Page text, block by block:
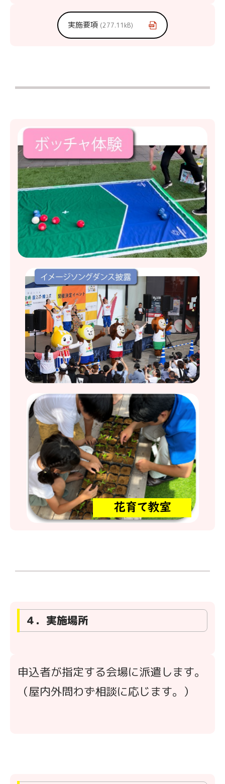
実施要項 277.11kB
４．実施場所
申込者が指定する会場に派遣します。
（屋内外問わず相談に応じます。）